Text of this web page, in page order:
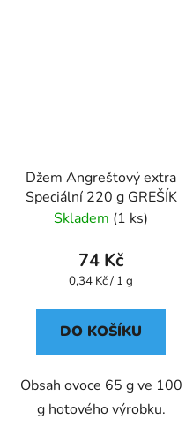
Džem Angreštový extra
Speciální 220 g GREŠÍK
Skladem (1 ks)
74 Kč
Měrná
0,34 Kč / 1 g
DO KOŠÍKU
Obsah ovoce 65 g ve 100
g hotového výrobku.